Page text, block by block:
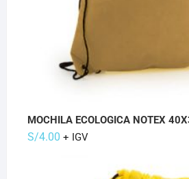
MOCHILA ECOLOGICA NOTEX
S/4.00 + IGV